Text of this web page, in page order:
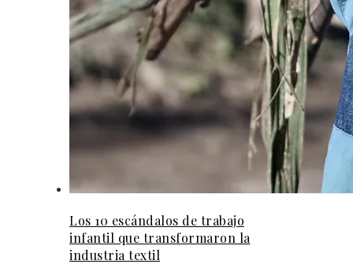
Los 10 escándalos de trabajo
infantil que transformaron la
industria textil